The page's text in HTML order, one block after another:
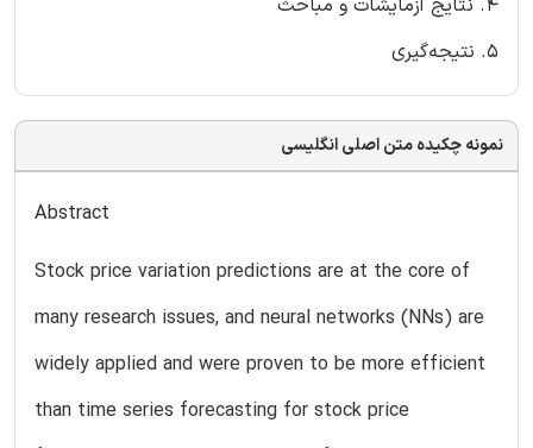
5. نتیجه‌گیری
نمونه چکیده متن اصلی انگلیسی
Abstract
Stock price variation predictions are at the core of
many research issues, and neural networks (NNs) are
widely applied and were proven to be more efficient
than time series forecasting for stock price